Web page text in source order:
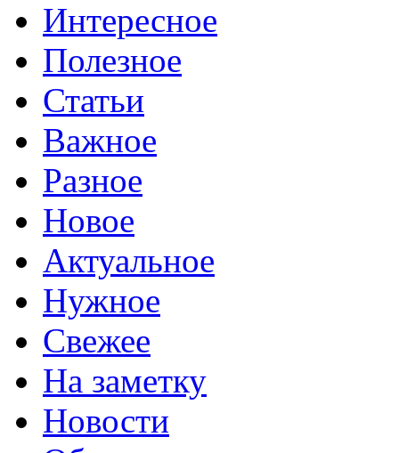
Интересное
Полезное
Статьи
Важное
Разное
Новое
Актуальное
Нужное
Свежее
На заметку
Новости